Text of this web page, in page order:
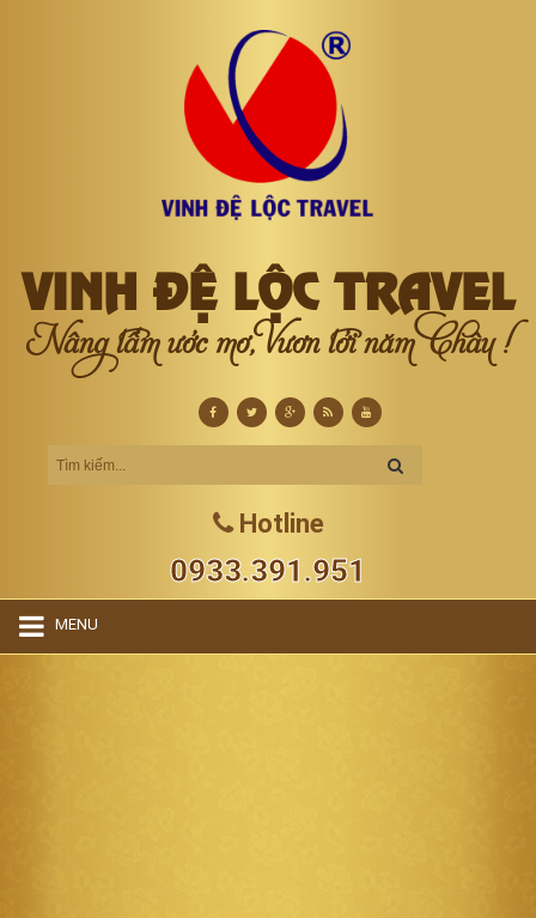
VINH ĐỆ LỘC TRAVEL
Nâng tầm ước mơ, Vươn tới năm Châu !
Hotline
0933.391.951
MENU